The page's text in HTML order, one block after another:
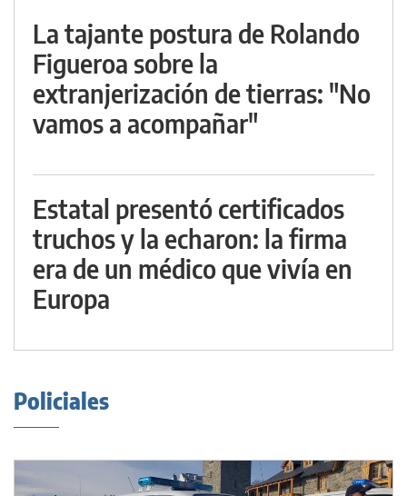
La tajante postura de Rolando
Figueroa sobre la
extranjerización de tierras: "No
vamos a acompañar"
Estatal presentó certificados
truchos y la echaron: la firma
era de un médico que vivía en
Europa
Policiales